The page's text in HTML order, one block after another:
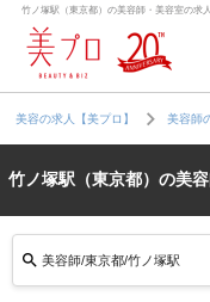
竹ノ塚駅（東京都）の美容師・美容室の求
美容の求人【美プロ】 美容師
竹ノ塚駅（東京都）の美
美容師/東京都/竹ノ塚駅